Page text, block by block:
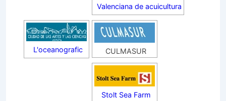
Valenciana de acuicultura
L'oceanografic CULMASUR
Stolt Sea Farm